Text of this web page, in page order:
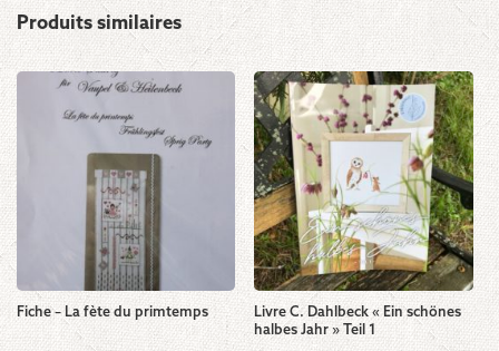
2017!
Produits similaires
Fiche – La fète du primtemps
Livre C. Dahlbeck « Ein schönes
halbes Jahr » Teil 1